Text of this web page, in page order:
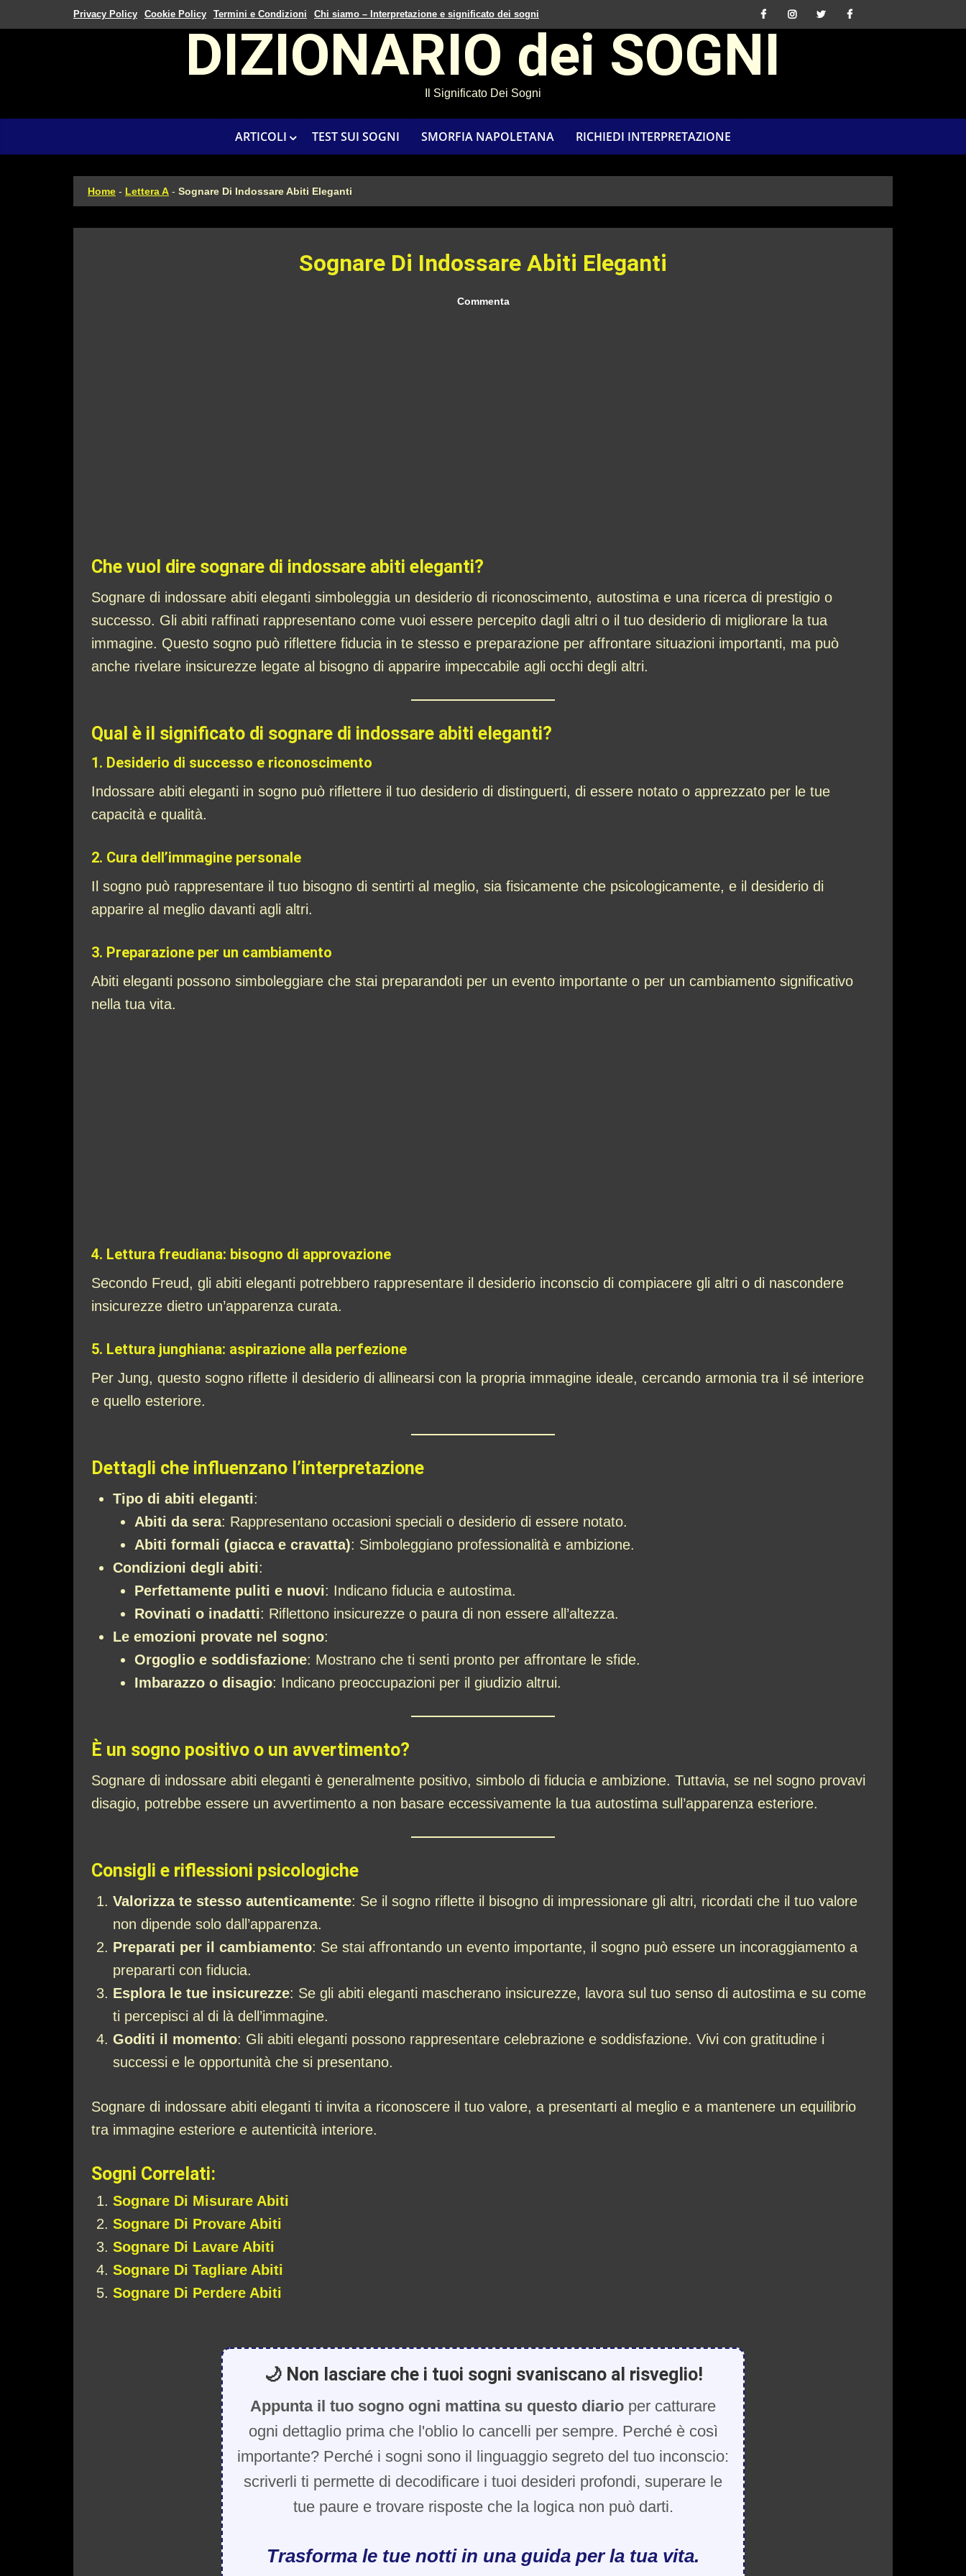
Privacy Policy Cookie Policy Termini e Condizioni Chi siamo – Interpretazione e significato dei sogni
DIZIONARIO dei SOGNI
Il Significato Dei Sogni
ARTICOLI TEST SUI SOGNI SMORFIA NAPOLETANA RICHIEDI INTERPRETAZIONE
Home - Lettera A - Sognare Di Indossare Abiti Eleganti
Sognare Di Indossare Abiti Eleganti
Commenta
Che vuol dire sognare di indossare abiti eleganti?
Sognare di indossare abiti eleganti simboleggia un desiderio di riconoscimento, autostima e una ricerca di prestigio o
successo. Gli abiti raffinati rappresentano come vuoi essere percepito dagli altri o il tuo desiderio di migliorare la tua
immagine. Questo sogno può riflettere fiducia in te stesso e preparazione per affrontare situazioni importanti, ma può
anche rivelare insicurezze legate al bisogno di apparire impeccabile agli occhi degli altri.
Qual è il significato di sognare di indossare abiti eleganti?
1. Desiderio di successo e riconoscimento
Indossare abiti eleganti in sogno può riflettere il tuo desiderio di distinguerti, di essere notato o apprezzato per le tue
capacità e qualità.
2. Cura dell’immagine personale
Il sogno può rappresentare il tuo bisogno di sentirti al meglio, sia fisicamente che psicologicamente, e il desiderio di
apparire al meglio davanti agli altri.
3. Preparazione per un cambiamento
Abiti eleganti possono simboleggiare che stai preparandoti per un evento importante o per un cambiamento significativo
nella tua vita.
4. Lettura freudiana: bisogno di approvazione
Secondo Freud, gli abiti eleganti potrebbero rappresentare il desiderio inconscio di compiacere gli altri o di nascondere
insicurezze dietro un’apparenza curata.
5. Lettura junghiana: aspirazione alla perfezione
Per Jung, questo sogno riflette il desiderio di allinearsi con la propria immagine ideale, cercando armonia tra il sé interiore
e quello esteriore.
Dettagli che influenzano l’interpretazione
Tipo di abiti eleganti:
Abiti da sera: Rappresentano occasioni speciali o desiderio di essere notato.
Abiti formali (giacca e cravatta): Simboleggiano professionalità e ambizione.
Condizioni degli abiti:
Perfettamente puliti e nuovi: Indicano fiducia e autostima.
Rovinati o inadatti: Riflettono insicurezze o paura di non essere all’altezza.
Le emozioni provate nel sogno:
Orgoglio e soddisfazione: Mostrano che ti senti pronto per affrontare le sfide.
Imbarazzo o disagio: Indicano preoccupazioni per il giudizio altrui.
È un sogno positivo o un avvertimento?
Sognare di indossare abiti eleganti è generalmente positivo, simbolo di fiducia e ambizione. Tuttavia, se nel sogno provavi
disagio, potrebbe essere un avvertimento a non basare eccessivamente la tua autostima sull’apparenza esteriore.
Consigli e riflessioni psicologiche
Valorizza te stesso autenticamente: Se il sogno riflette il bisogno di impressionare gli altri, ricordati che il tuo valore
non dipende solo dall’apparenza.
Preparati per il cambiamento: Se stai affrontando un evento importante, il sogno può essere un incoraggiamento a
prepararti con fiducia.
Esplora le tue insicurezze: Se gli abiti eleganti mascherano insicurezze, lavora sul tuo senso di autostima e su come
ti percepisci al di là dell’immagine.
Goditi il momento: Gli abiti eleganti possono rappresentare celebrazione e soddisfazione. Vivi con gratitudine i
successi e le opportunità che si presentano.
Sognare di indossare abiti eleganti ti invita a riconoscere il tuo valore, a presentarti al meglio e a mantenere un equilibrio
tra immagine esteriore e autenticità interiore.
Sogni Correlati:
Sognare Di Misurare Abiti
Sognare Di Provare Abiti
Sognare Di Lavare Abiti
Sognare Di Tagliare Abiti
Sognare Di Perdere Abiti
🌙 Non lasciare che i tuoi sogni svaniscano al risveglio!
Appunta il tuo sogno ogni mattina su questo diario per catturare
ogni dettaglio prima che l'oblio lo cancelli per sempre. Perché è così
importante? Perché i sogni sono il linguaggio segreto del tuo inconscio:
scriverli ti permette di decodificare i tuoi desideri profondi, superare le
tue paure e trovare risposte che la logica non può darti.
Trasforma le tue notti in una guida per la tua vita.